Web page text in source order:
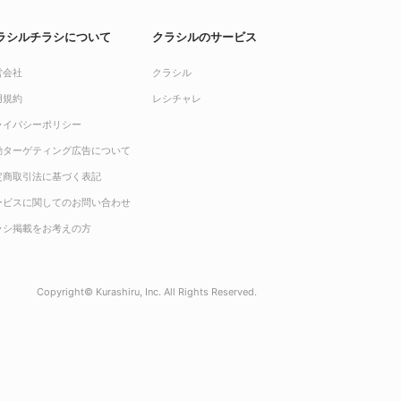
シルチラシについて
会社
規約
イバシーポリシー
ターゲティング広告について
商取引法に基づく表記
ビスに関してのお問い合わせ
シ掲載をお考えの方
クラシルのサービス
クラシル
レシチャレ
Copyright© Kurashiru, Inc. All Rights Reserved.